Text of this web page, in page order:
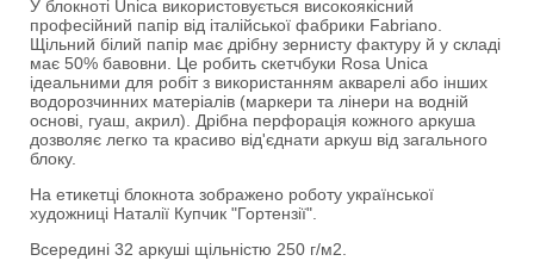
У блокноті Unica використовується високоякісний
професійний папір від італійської фабрики Fabriano.
Щільний білий папір має дрібну зернисту фактуру й у складі
має 50% бавовни. Це робить скетчбуки Rosa Unica
ідеальними для робіт з використанням акварелі або інших
водорозчинних матеріалів (маркери та лінери на водній
основі, гуаш, акрил). Дрібна перфорація кожного аркуша
дозволяє легко та красиво від'єднати аркуш від загального
блоку.
На етикетці блокнота зображено роботу української
художниці Наталії Купчик "Гортензії".
Всередині 32 аркуші щільністю 250 г/м2.